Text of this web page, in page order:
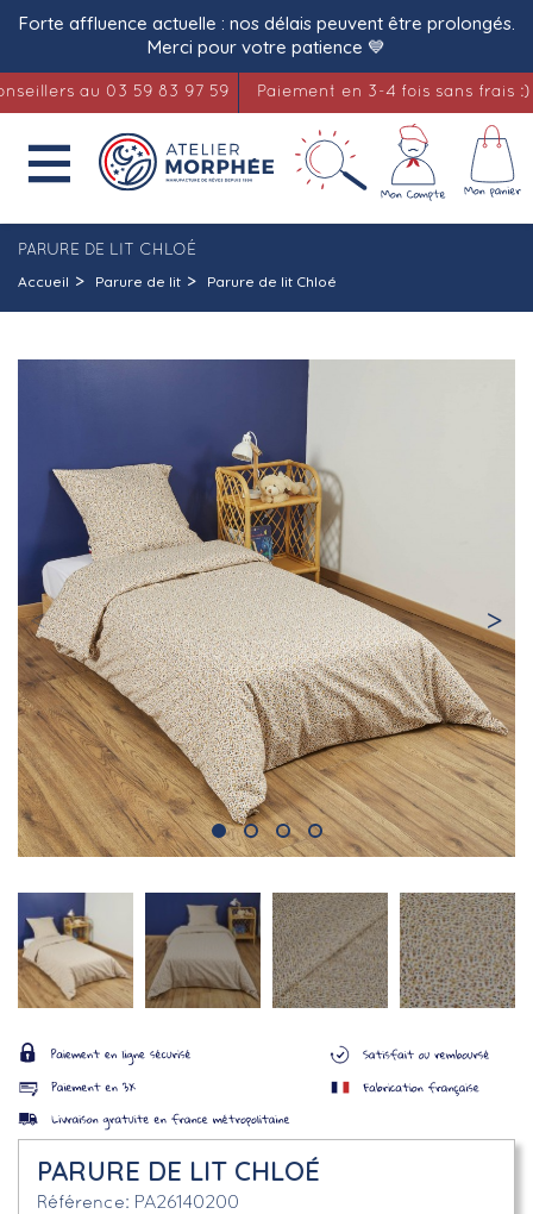
Forte affluence actuelle : nos délais peuvent être prolongés.
Merci pour votre patience 💙
au 03 59 83 97 59 Paiement en 3-4 fois sans frais :)

PARURE DE LIT CHLOÉ
Accueil Parure de lit Parure de lit Chloé
PARURE DE LIT CHLOÉ
Référence PA26140200